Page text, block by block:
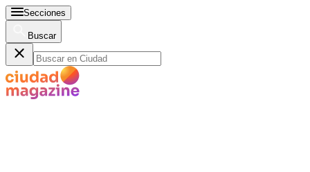
Secciones
Buscar